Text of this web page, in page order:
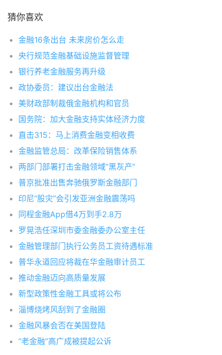
猜你喜欢
金融16条出台 未来房价怎么走
央行规范金融基础设施监督管理
银行养老金融服务再升级
政协委员：建议出台金融法
美财政部制裁俄金融机构和官员
国务院：加大金融支持实体经济力度
直击315：马上消费金融变相收费
金融监管总局：改革保险销售体系
两部门部署打击金融领域“黑灰产”
普京批准出售奔驰俄罗斯金融部门
印尼“股灾”会引发亚洲金融震荡吗
同程金融App借4万到手2.8万
罗晃浩任深圳市委金融委办公室主任
金融管理部门执行公务员工资待遇标准
普华永道回应将裁在华金融审计员工
推动金融迈向高质量发展
新型政策性金融工具或将公布
淄博烧烤风刮到了金融圈
金融风暴会否在美国登陆
“老金融”高广成被提起公诉